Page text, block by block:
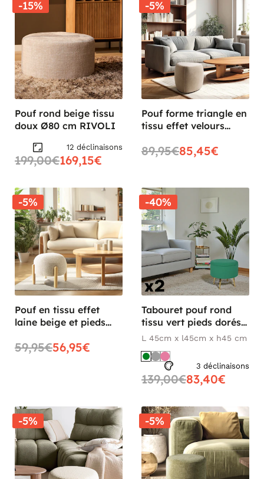
-15%
Pouf rond beige tissu
doux Ø80 cm RIVOLI
12 déclinaisons
199,00€169,15€
-5%
Pouf forme triangle en
tissu effet velours
COLOMBUS
89,95€85,45€
-5%
Pouf en tissu effet
laine beige et pieds
59,95€56,95€
-40%
Tabouret pouf rond
tissu vert pieds dorés
TIM (lot de 2)
L 45cm x l45cm x h45 cm
3 déclinaisons
139,00€83,40€
-5% -5%